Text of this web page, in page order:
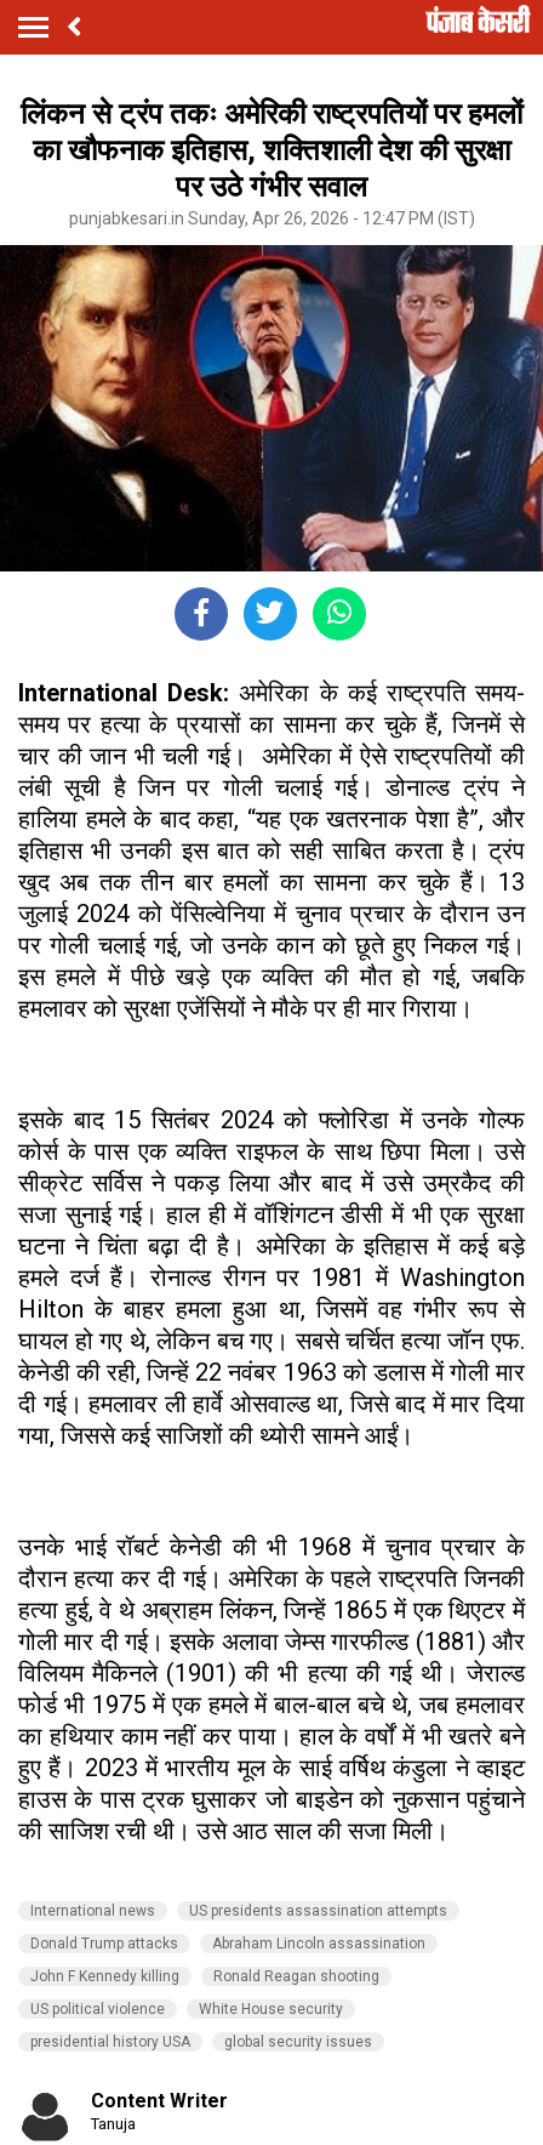
लिंकन से ट्रंप तकः अमेरिकी राष्ट्रपतियों पर हमलों
का खौफनाक इतिहास, शक्तिशाली देश की सुरक्षा
पर उठे गंभीर सवाल
punjabkesari.in Sunday, Apr 26, 2026 - 12:47 PM (IST)
International Desk:अमेरिका के कई राष्ट्रपति समय-
समय पर हत्या के प्रयासों का सामना कर चुके हैं, जिनमें से
चार की जान भी चली गई। अमेरिका में ऐसे राष्ट्रपतियों की
लंबी सूची है जिन पर गोली चलाई गई। डोनाल्ड ट्रंप ने
हालिया हमले के बाद कहा, “यह एक खतरनाक पेशा है”, और
इतिहास भी उनकी इस बात को सही साबित करता है। ट्रंप
खुद अब तक तीन बार हमलों का सामना कर चुके हैं। 13
जुलाई 2024 को पेंसिल्वेनिया में चुनाव प्रचार के दौरान उन
पर गोली चलाई गई, जो उनके कान को छूते हुए निकल गई।
इस हमले में पीछे खड़े एक व्यक्ति की मौत हो गई, जबकि
हमलावर को सुरक्षा एजेंसियों ने मौके पर ही मार गिराया।
इसके बाद 15 सितंबर 2024 को फ्लोरिडा में उनके गोल्फ
कोर्स के पास एक व्यक्ति राइफल के साथ छिपा मिला। उसे
सीक्रेट सर्विस ने पकड़ लिया और बाद में उसे उम्रकैद की
सजा सुनाई गई। हाल ही में वॉशिंगटन डीसी में भी एक सुरक्षा
घटना ने चिंता बढ़ा दी है। अमेरिका के इतिहास में कई बड़े
हमले दर्ज हैं। रोनाल्ड रीगन पर 1981 में Washington
Hilton के बाहर हमला हुआ था, जिसमें वह गंभीर रूप से
घायल हो गए थे, लेकिन बच गए। सबसे चर्चित हत्या जॉन एफ.
केनेडी की रही, जिन्हें 22 नवंबर 1963 को डलास में गोली मार
दी गई। हमलावर ली हार्वे ओसवाल्ड था, जिसे बाद में मार दिया
गया, जिससे कई साजिशों की थ्योरी सामने आईं।
उनके भाई रॉबर्ट केनेडी की भी 1968 में चुनाव प्रचार के
दौरान हत्या कर दी गई। अमेरिका के पहले राष्ट्रपति जिनकी
हत्या हुई, वे थे अब्राहम लिंकन, जिन्हें 1865 में एक थिएटर में
गोली मार दी गई। इसके अलावा जेम्स गारफील्ड (1881) और
विलियम मैकिनले (1901) की भी हत्या की गई थी। जेराल्ड
फोर्ड भी 1975 में एक हमले में बाल-बाल बचे थे, जब हमलावर
का हथियार काम नहीं कर पाया। हाल के वर्षों में भी खतरे बने
हुए हैं। 2023 में भारतीय मूल के साई वर्षिथ कंडुला ने व्हाइट
हाउस के पास ट्रक घुसाकर जो बाइडेन को नुकसान पहुंचाने
की साजिश रची थी। उसे आठ साल की सजा मिली।
International news
US presidents assassination attempts
Donald Trump attacks
Abraham Lincoln assassination
John F Kennedy killing
Ronald Reagan shooting
US political violence
White House security
presidential history USA
global security issues
Content Writer
Tanuja